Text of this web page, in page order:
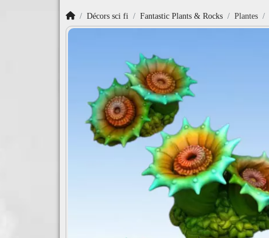
AccueilDécors sci fi Fantastic Plants & Rocks Plantes